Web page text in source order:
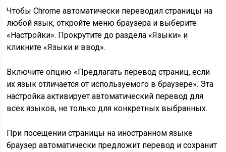
Чтобы Chrome автоматически переводил страницы на
любой язык, откройте меню браузера и выберите
«Настройки». Прокрутите до раздела «Языки» и
кликните «Языки и ввод».
Включите опцию «Предлагать перевод страниц, если
их язык отличается от используемого в браузере». Эта
настройка активирует автоматический перевод для
всех языков, не только для конкретных выбранных.
При посещении страницы на иностранном языке
браузер автоматически предложит перевод и сохранит